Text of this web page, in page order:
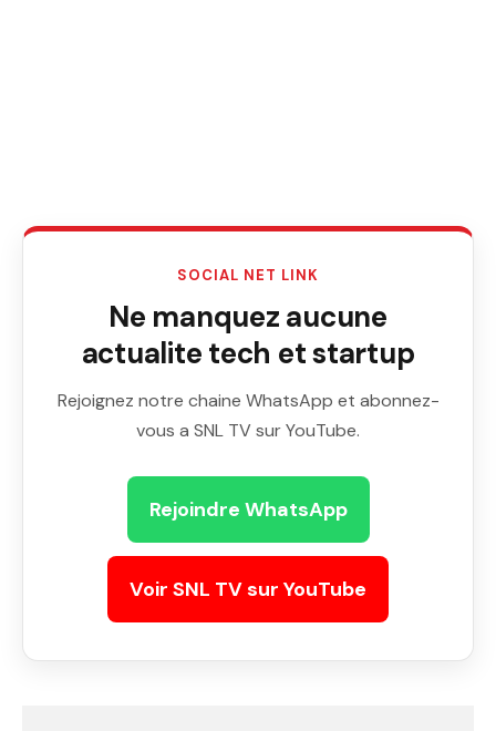
SOCIAL NET LINK
Ne manquez aucune
actualite tech et startup
Rejoignez notre chaine WhatsApp et abonnez-
vous a SNL TV sur YouTube.
Rejoindre WhatsApp
Voir SNL TV sur YouTube